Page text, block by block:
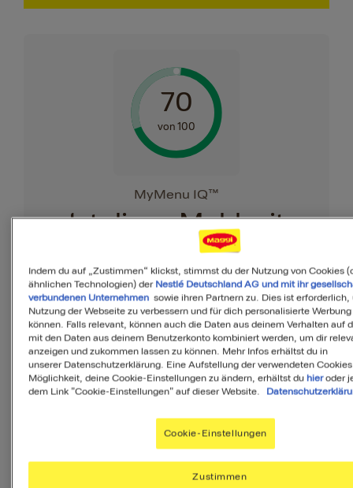
70
von 100
MyMenu IQ™
Ist diese Mahlzeit
ausgewogen?
MyMenuIQ hilft Dir, deinen Körper mit
allen Nährstoffen zu versorgen, die Du
täglich brauchst.
Ihr Menü erstellen
Dessert Vorspeise Beilage
Indem du auf „Zustimmen“ klickst, stimmst du der Nutzung von Cookies
ähnlichen Technologien) der Nestlé Deutschland AG und mit ihr
verbundenen Unternehmensowie ihren Partnern zu. Dies ist erforderlich,
Nutzung der Webseite zu verbessern und für dich personalisierte
können. Falls relevant, können auch die Daten aus deinem Verhalten auf
mit den Daten aus deinem Benutzerkonto kombiniert werden, um dir
anzeigen und zukommen lassen zu können. Mehr Infos erhältst du in
unserer Datenschutzerklärung. Eine Aufstellung der verwendeten
Möglichkeit, deine Cookie-Einstellungen zu ändern, erhältst du hieroder
dem Link "Cookie-Einstellungen" auf dieser Website.
Cookie-Einstellungen
Zustimmen